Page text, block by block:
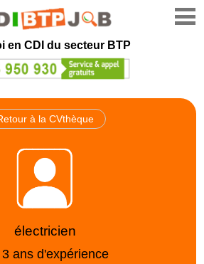
en CDI du secteur BTP
à la CVthèque
électricien
3 ans d'expérience